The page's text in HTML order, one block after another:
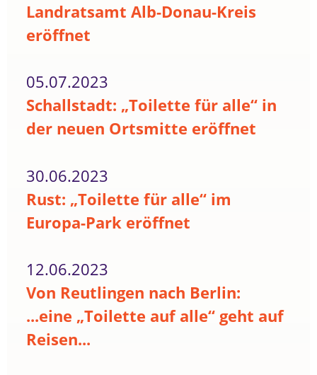
Landratsamt Alb-Donau-Kreis
eröffnet
05.07.2023
Schallstadt: „Toilette für alle“ in
der neuen Ortsmitte eröffnet
30.06.2023
Rust: „Toilette für alle“ im
Europa-Park eröffnet
12.06.2023
Von Reutlingen nach Berlin:
...eine „Toilette auf alle“ geht auf
Reisen...